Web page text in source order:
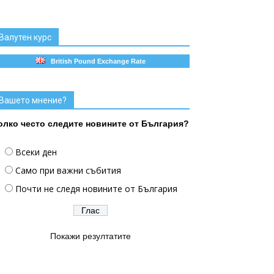
курс
British Pound Exchange Rate
мнение?
често следите новините от България?
Всеки ден
Само при важни събития
Почти не следя новините от България
Покажи резултатите